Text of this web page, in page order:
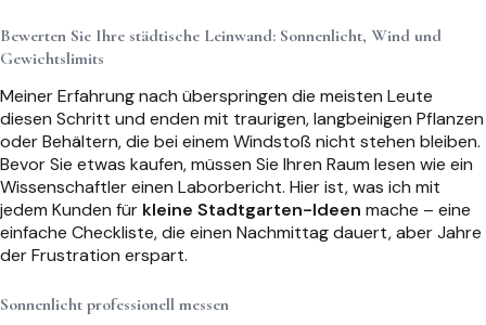
Bewerten Sie Ihre städtische Leinwand: Sonnenlicht, Wind und
Gewichtslimits
Meiner Erfahrung nach überspringen die meisten Leute
diesen Schritt und enden mit traurigen, langbeinigen Pflanzen
oder Behältern, die bei einem Windstoß nicht stehen bleiben.
Bevor Sie etwas kaufen, müssen Sie Ihren Raum lesen wie ein
Wissenschaftler einen Laborbericht. Hier ist, was ich mit
jedem Kunden für kleine Stadtgarten-Ideen mache – eine
einfache Checkliste, die einen Nachmittag dauert, aber Jahre
der Frustration erspart.
Sonnenlicht professionell messen